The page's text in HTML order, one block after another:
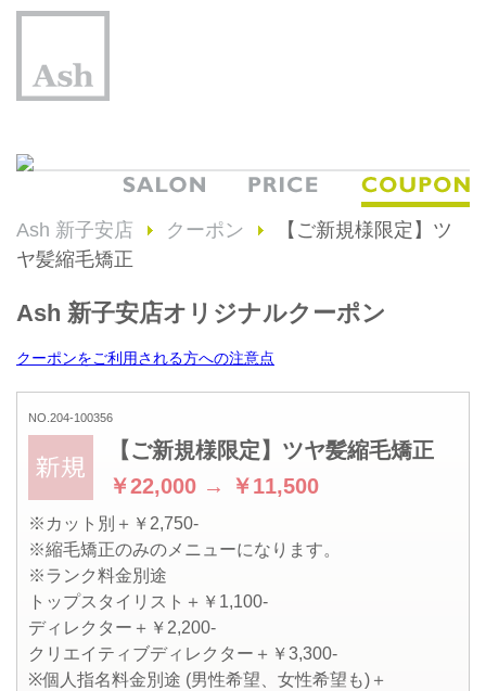
Ash 新子安店 クーポン
【ご新規様限定】ツ
ヤ髪縮毛矯正
Ash 新子安店オリジナルクーポン
クーポンをご利用される方への注意点
NO.204-100356
【ご新規様限定】ツヤ髪縮毛矯正
￥22,000 → ￥11,500
※カット別＋￥2,750-
※縮毛矯正のみのメニューになります。
※ランク料金別途
トップスタイリスト＋￥1,100-
ディレクター＋￥2,200-
クリエイティブディレクター＋￥3,300-
※個人指名料金別途 (男性希望、女性希望も)＋